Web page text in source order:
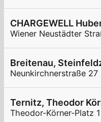
CHARGEWELL
Wiener Neustädter
Breitenau,
Neunkirchnerstraße 27
Ternitz, Theodor
Theodor-Körner-Platz 1